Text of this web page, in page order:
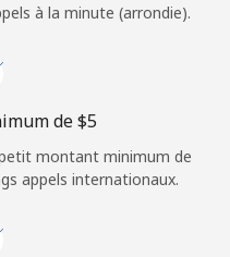
avec
à la minute (arrondie).
de ⁦$5⁩
montant minimum de
appels internationaux.